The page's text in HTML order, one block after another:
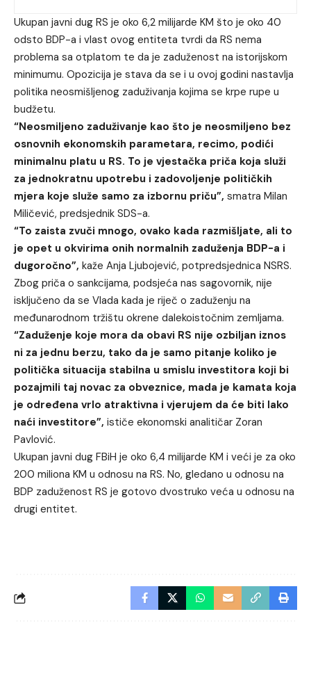
Ukupan javni dug RS je oko 6,2 milijarde KM što je oko 40
odsto BDP-a i vlast ovog entiteta tvrdi da RS nema
problema sa otplatom te da je zaduženost na istorijskom
minimumu. Opozicija je stava da se i u ovoj godini nastavlja
politika neosmišljenog zaduživanja kojima se krpe rupe u
budžetu.
“Neosmiljeno zaduživanje kao što je neosmiljeno bez
osnovnih ekonomskih parametara, recimo, podići
minimalnu platu u RS. To je vjestačka priča koja služi
za jednokratnu upotrebu i zadovoljenje političkih
mjera koje služe samo za izbornu priču”, smatra Milan
Miličević, predsjednik SDS-a.
“To zaista zvuči mnogo, ovako kada razmišljate, ali to
je opet u okvirima onih normalnih zaduženja BDP-a i
dugoročno”, kaže Anja Ljubojević, potpredsjednica NSRS.
Zbog priča o sankcijama, podsjeća nas sagovornik, nije
isključeno da se Vlada kada je riječ o zaduženju na
međunarodnom tržištu okrene dalekoistočnim zemljama.
“Zaduženje koje mora da obavi RS nije ozbiljan iznos
ni za jednu berzu, tako da je samo pitanje koliko je
politička situacija stabilna u smislu investitora koji bi
pozajmili taj novac za obveznice, mada je kamata koja
je određena vrlo atraktivna i vjerujem da će biti lako
naći investitore”, ističe ekonomski analitičar Zoran
Pavlović.
Ukupan javni dug FBiH je oko 6,4 milijarde KM i veći je za oko
200 miliona KM u odnosu na RS. No, gledano u odnosu na
BDP zaduženost RS je gotovo dvostruko veća u odnosu na
drugi entitet.